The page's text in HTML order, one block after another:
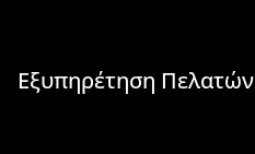
Εξυπηρέτηση Πελατών